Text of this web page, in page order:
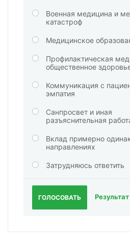
Военная медицина и
катастроф
Медицинское
Профилактическая
общественное
Коммуникация с
эмпатия
Санпросвет и иная
разъяснительная
Вклад примерно
направлениях
Затрудняюсь ответить
ГОЛОСОВАТЬ Результат